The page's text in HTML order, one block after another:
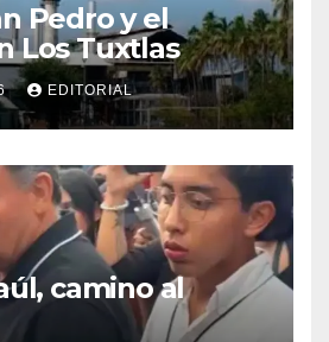
Pedro y el
Los Tuxtlas
EDITORIAL
camino al